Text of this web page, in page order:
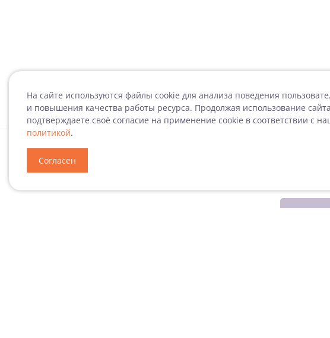
На сайте используются файлы cookie для анализа поведения
и повышения качества работы ресурса. Продолжая использование
подтверждаете своё согласие на применение cookie в соответствии с
политикой.
Согласен